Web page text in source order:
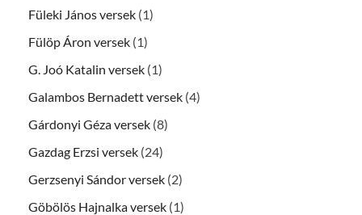
Füleki János versek (1)
Fülöp Áron versek (1)
G. Joó Katalin versek (1)
Galambos Bernadett versek (4)
Gárdonyi Géza versek (8)
Gazdag Erzsi versek (24)
Gerzsenyi Sándor versek (2)
Göbölös Hajnalka versek (1)